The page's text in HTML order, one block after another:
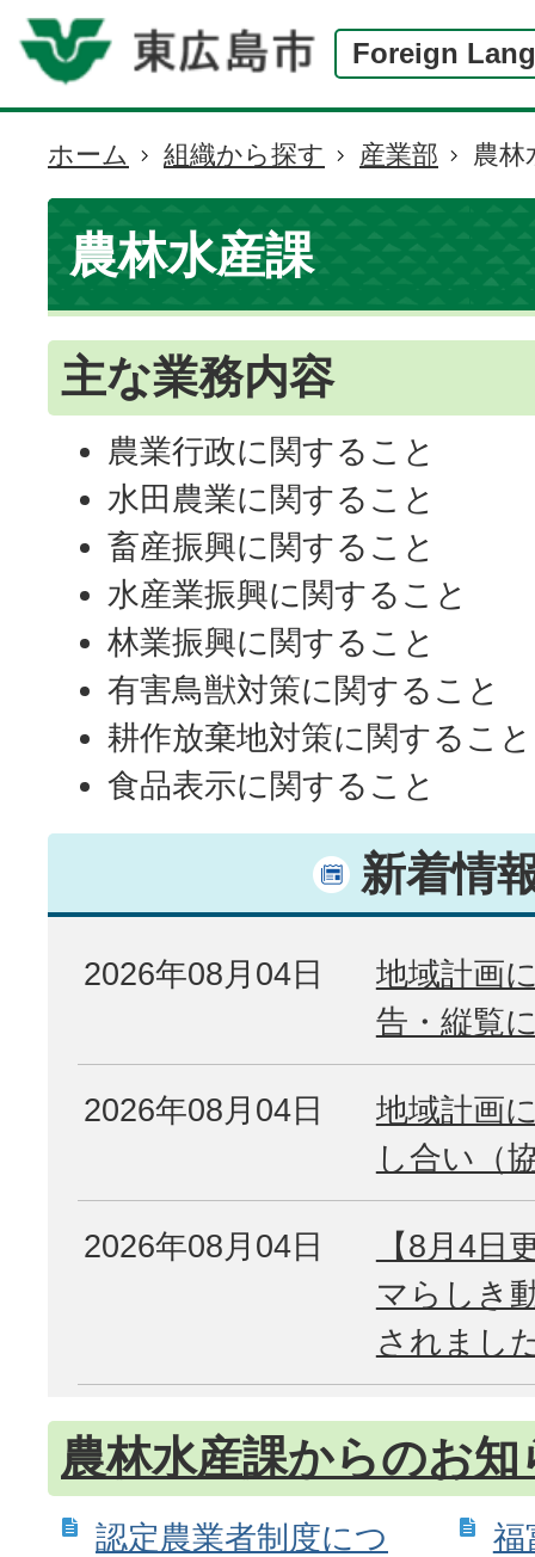
Foreign
現
在
位
置
ホーム 組織から探す 産業部 農林
農林水産課
主な業務内容
農業行政に関すること
水田農業に関すること
畜産振興に関すること
水産業振興に関すること
林業振興に関すること
有害鳥獣対策に関すること
耕作放棄地対策に関すること
食品表示に関すること
新着情
2026年08月04日
地域計画
告・縦覧
2026年08月04日
地域計画
し合い（
2026年08月04日
【8月4日
マらしき
されまし
農林水産課からのお
認定農業者制度につ
福